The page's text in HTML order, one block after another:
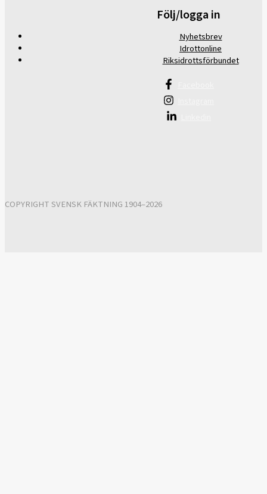
Följ/logga in
Nyhetsbrev
Idrottonline
Riksidrottsförbundet
COPYRIGHT SVENSK FÄKTNING 1904–2026